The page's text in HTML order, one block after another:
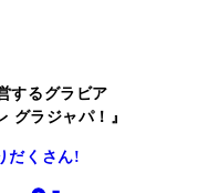
するグラビア
グラジャパ！』
だくさん!